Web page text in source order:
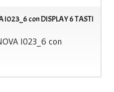
I023_6 con DISPLAY 6 TASTI
I023_6 con